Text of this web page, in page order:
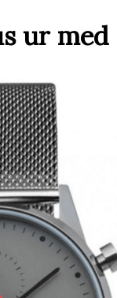
ur med